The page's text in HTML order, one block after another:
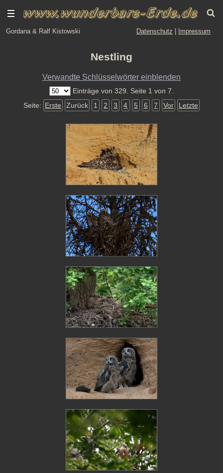
Gordana & Ralf Kistowski Datenschutz Impressum
Nestling
Verwandte Schlüsselwörter einblenden
Einträge von 329. Seite 1 von 7.
Seite: Erste Zurück 1 2 3 4 5 6 7 Vor Letzte